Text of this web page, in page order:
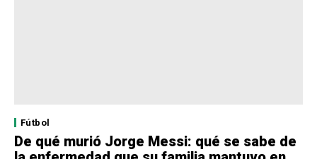
Fútbol
De qué murió Jorge Messi: qué se sabe de